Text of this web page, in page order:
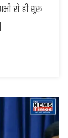
से ही शुरू